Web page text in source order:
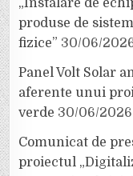
„Instalare de
produse de
fizice” 30/06/
Panel Volt Solar
aferente unui
verde 30/06/2026
Comunicat de
proiectul